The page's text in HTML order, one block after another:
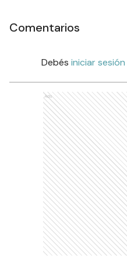
Comentarios
Debés iniciar sesión
Ads